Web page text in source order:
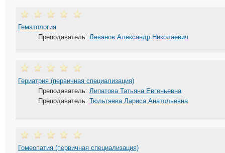
Гематология
Преподаватель: Леванов Александр Николаевич
Гериатрия (первичная специализация)
Преподаватель: Липатова Татьяна Евгеньевна
Преподаватель: Тюльтяева Лариса Анатольевна
Гомеопатия (первичная специализация)